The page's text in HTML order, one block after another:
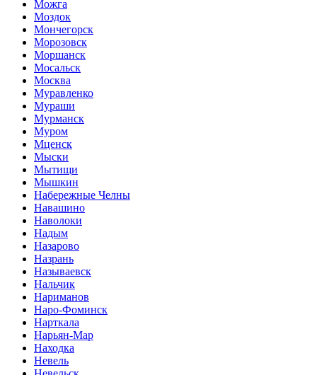
Можга
Моздок
Мончегорск
Морозовск
Моршанск
Мосальск
Москва
Муравленко
Мураши
Мурманск
Муром
Мценск
Мыски
Мытищи
Мышкин
Набережные Челны
Навашино
Наволоки
Надым
Назарово
Назрань
Называевск
Нальчик
Нариманов
Наро-Фоминск
Нарткала
Нарьян-Мар
Находка
Невель